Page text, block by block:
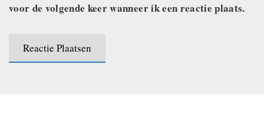
voor de volgende keer wanneer ik een reactie plaats.